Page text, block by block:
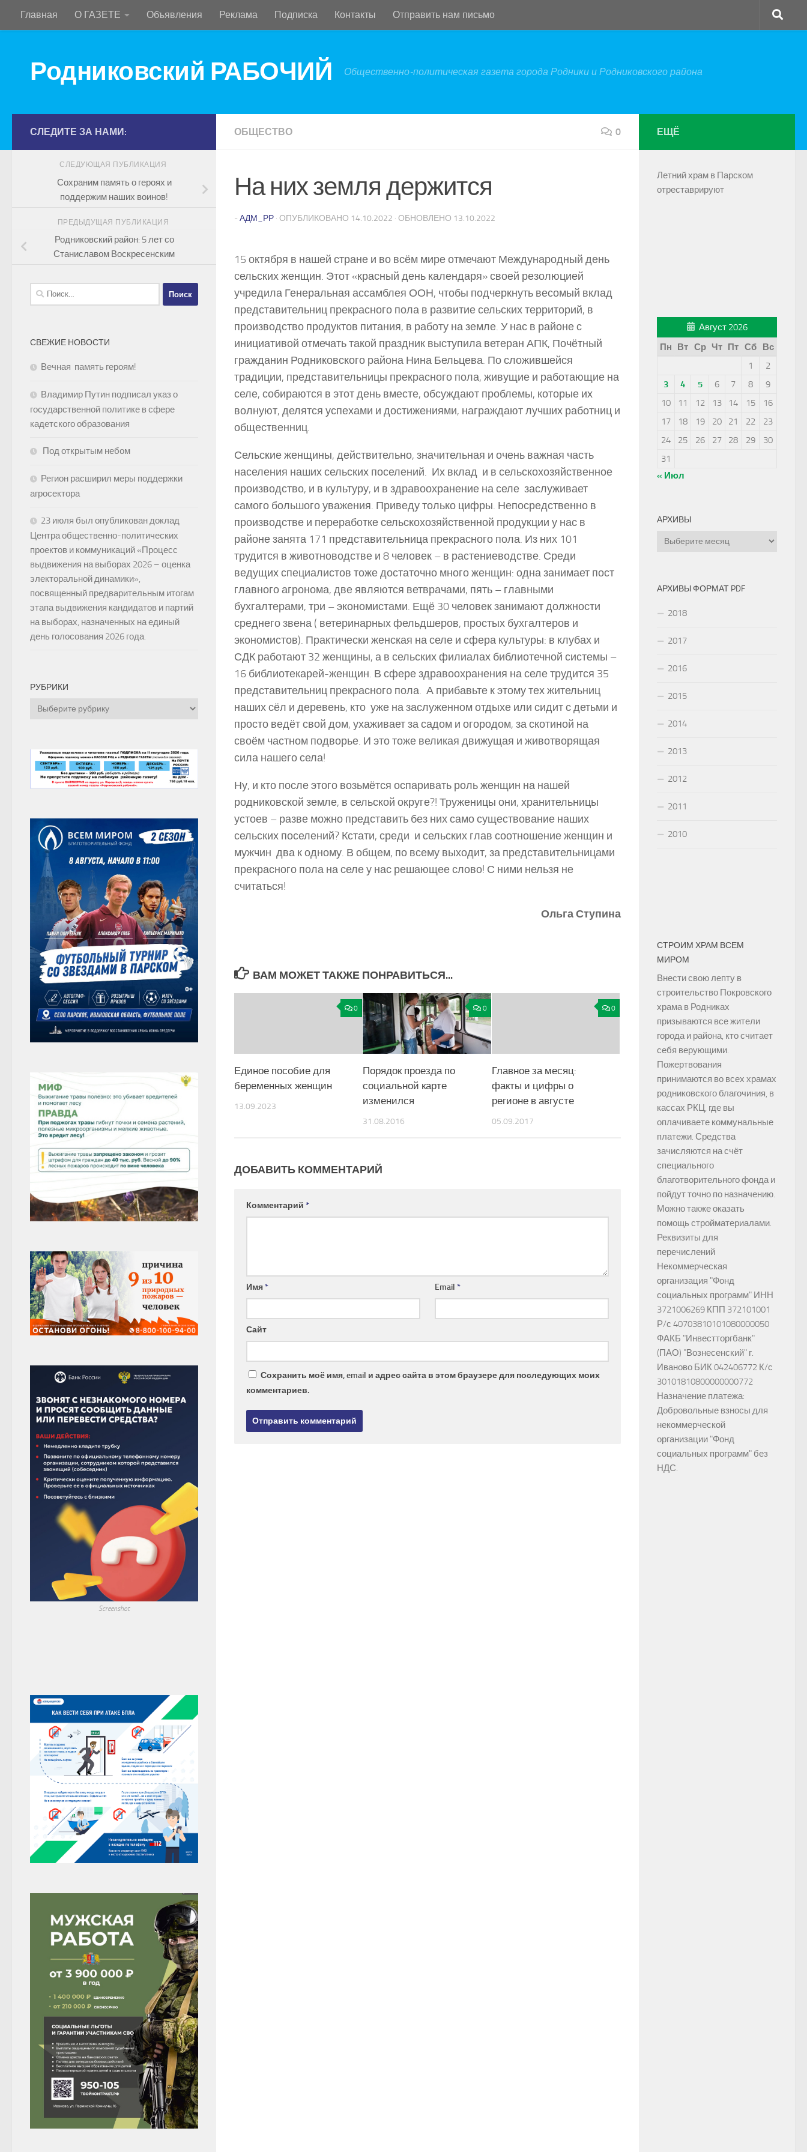
Перейти к содержимому
Главная О ГАЗЕТЕ Объявления Реклама Подписка Контакты Отправить нам письмо
Родниковский РАБОЧИЙ Общественно-политическая газета города Родники и Родниковского района
ОБЩЕСТВО 0
На них земля держится
- АДМ_РР · ОПУБЛИКОВАНО 14.10.2022 · ОБНОВЛЕНО 13.10.2022
15 октября в нашей стране и во всём мире отмечают Международный день
сельских женщин. Этот «красный день календаря» своей резолюцией
учредила Генеральная ассамблея ООН, чтобы подчеркнуть весомый вклад
представительниц прекрасного пола в развитие сельских территорий, в
производство продуктов питания, в работу на земле. У нас в районе с
инициативой отмечать такой праздник выступила ветеран АПК, Почётный
гражданин Родниковского района Нина Бельцева. По сложившейся
традиции, представительницы прекрасного пола, живущие и работающие на
селе, собираются в этот день вместе, обсуждают проблемы, которые их
волнуют, делятся успехами и достижениями, награждают лучших работниц и
общественниц.
Сельские женщины, действительно, значительная и очень важная часть
населения наших сельских поселений. Их вклад и в сельскохозяйственное
производство, и в культуру, и в здравоохранение на селе заслуживает
самого большого уважения. Приведу только цифры. Непосредственно в
производстве и переработке сельскохозяйственной продукции у нас в
районе занята 171 представительница прекрасного пола. Из них 101
трудится в животноводстве и 8 человек – в растениеводстве. Среди
ведущих специалистов тоже достаточно много женщин: одна занимает пост
главного агронома, две являются ветврачами, пять – главными
бухгалтерами, три – экономистами. Ещё 30 человек занимают должности
среднего звена ( ветеринарных фельдшеров, простых бухгалтеров и
экономистов). Практически женская на селе и сфера культуры: в клубах и
СДК работают 32 женщины, а в сельских филиалах библиотечной системы –
16 библиотекарей-женщин. В сфере здравоохранения на селе трудится 35
представительниц прекрасного пола. А прибавьте к этому тех жительниц
наших сёл и деревень, кто уже на заслуженном отдыхе или сидит с детьми и
просто ведёт свой дом, ухаживает за садом и огородом, за скотиной на
своём частном подворье. И это тоже великая движущая и животворящая
сила нашего села!
Ну, и кто после этого возьмётся оспаривать роль женщин на нашей
родниковской земле, в сельской округе?! Труженицы они, хранительницы
устоев – разве можно представить без них само существование наших
сельских поселений? Кстати, среди и сельских глав соотношение женщин и
мужчин два к одному. В общем, по всему выходит, за представительницами
прекрасного пола на селе у нас решающее слово! С ними нельзя не
считаться!
Ольга Ступина
ВАМ МОЖЕТ ТАКЖЕ ПОНРАВИТЬСЯ...
0
Единое пособие для
беременных женщин
13.09.2023
0
Порядок проезда по
социальной карте
изменился
31.08.2016
0
Главное за месяц:
факты и цифры о
регионе в августе
05.09.2017
ДОБАВИТЬ КОММЕНТАРИЙ
Комментарий *
Имя* Email*
Сайт
Сохранить моё имя, email и адрес сайта в этом браузере для последующих моих
комментариев.
СЛЕДИТЕ ЗА НАМИ:
СЛЕДУЮЩАЯ ПУБЛИКАЦИЯ
Сохраним память о героях и
поддержим наших воинов!
ПРЕДЫДУЩАЯ ПУБЛИКАЦИЯ
Родниковский район: 5 лет со
Станиславом Воскресенским
Найти:
СВЕЖИЕ НОВОСТИ
Вечная память героям!
Владимир Путин подписал указ о
государственной политике в сфере
кадетского образования
Под открытым небом
Регион расширил меры поддержки
агросектора
23 июля был опубликован доклад
Центра общественно-политических
проектов и коммуникаций «Процесс
выдвижения на выборах 2026 – оценка
электоральной динамики»,
посвященный предварительным итогам
этапа выдвижения кандидатов и партий
на выборах, назначенных на единый
день голосования 2026 года.
РУБРИКИ
Рубрики
Screenshot
ЕЩЁ
Летний храм в Парском
отреставрируют
Август 2026
Пн
Вт Ср Чт Пт Сб
Вс
1
2
3
4 5 6 7 8
9
10
11 12 13 14 15
16
17
18 19 20 21 22
23
24
25 26 27 28 29
30
31
« Июл
АРХИВЫ
Архивы
АРХИВЫ ФОРМАТ PDF
2018
2017
2016
2015
2014
2013
2012
2011
2010
СТРОИМ ХРАМ ВСЕМ
МИРОМ
Внести свою лепту в
строительство Покровского
храма в Родниках
призываются все жители
города и района, кто считает
себя верующими.
Пожертвования
принимаются во всех храмах
родниковского благочиния, в
кассах РКЦ, где вы
оплачиваете коммунальные
платежи. Средства
зачисляются на счёт
специального
благотворительного фонда и
пойдут точно по назначению.
Можно также оказать
помощь стройматериалами.
Реквизиты для
перечислений
Некоммерческая
организация "Фонд
социальных программ" ИНН
3721006269 КПП 372101001
Р/с 40703810101080000050
ФАКБ "Инвестторгбанк"
(ПАО) "Вознесенский" г.
Иваново БИК 042406772 К/с
30101810800000000772
Назначение платежа:
Добровольные взносы для
некоммерческой
организации "Фонд
социальных программ" без
НДС.